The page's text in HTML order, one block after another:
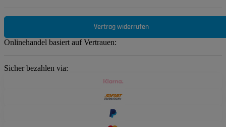
Vertrag widerrufen
Onlinehandel basiert auf Vertrauen:
Sicher bezahlen via: